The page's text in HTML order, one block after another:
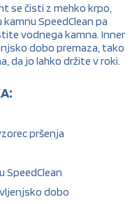
se čisti z mehko krpo,
SpeedClean pa
vodnega kamna. Inner
dobo premaza, tako
da jo lahko držite v roki.
pršenja
SpeedClean
dobo